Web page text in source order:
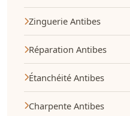
Zinguerie Antibes
Réparation Antibes
Étanchéité Antibes
Charpente Antibes